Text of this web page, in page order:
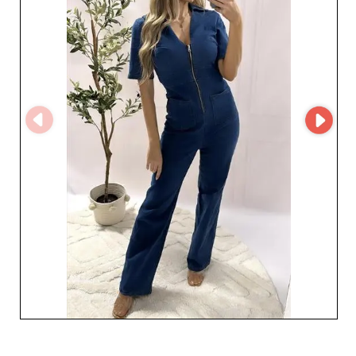
retalhistas. Os seus prazos de entrega fiáveis e a
capacidade de manter um stock constante permitem
uma resposta impecável face a tendências em constante
evolução. Além disso, a colaboração com a MicroStore
garante um processo de compra simplificado, tornando
as suas transações tão fluidas e eficientes quanto
possível. Ao escolher associar-se a Felicitas GmbH, está
a apostar numa empresa que coloca a satisfação do
cliente no centro da sua filosofia. Graças a esta
abordagem, Felicitas GmbH construiu uma reputação de
fiabilidade e serviço excecional. Para os retalhistas, isso
traduz-se em tranquilidade, sabendo que recebe
produtos de alto nível, prontos para conquistar a sua
clientela feminina. Opte por Felicitas GmbH como
fornecedor principal e descubra como os seus produtos
tendência e o serviço exemplar podem impulsionar o seu
negócio para novos patamares.